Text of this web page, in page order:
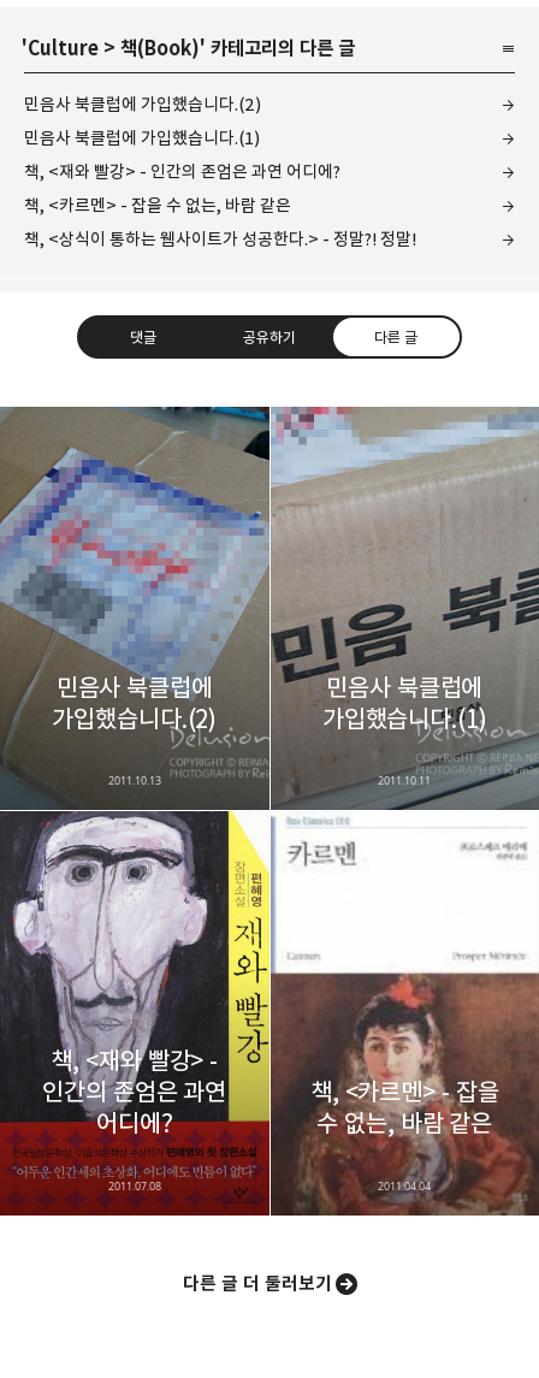
'Culture > 책(Book)' 카테고리의 다른 글
민음사 북클럽에 가입했습니다.(2)
민음사 북클럽에 가입했습니다.(1)
책, <재와 빨강> - 인간의 존엄은 과연 어디에?
책, <카르멘> - 잡을 수 없는, 바람 같은
책, <상식이 통하는 웹사이트가 성공한다.> - 정말?! 정말!
댓글 공유하기 다른 글
레이니아
다방면의 깊은 관심과 얕은 이해도를 갖춘 보편적
비주류이자 진화하는 영원한 주변인.
구독하기
구독하기 카카오톡
카카오스토리 네이버 블로그
민음사 북클럽에
가입했습니다.(2)
2011.10.13
민음사 북클럽에
가입했습니다.(1)
2011.10.11
책, <재와 빨강> -
인간의 존엄은 과연
어디에?
2011.07.08
책, <카르멘> - 잡을
수 없는, 바람 같은
2011.04.04
다른 글 더 둘러보기